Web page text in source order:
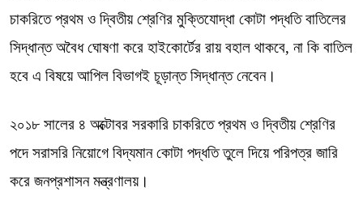
চাকরিতে প্রথম ও দ্বিতীয় শ্রেণির মুক্তিযোদ্ধা কোটা পদ্ধতি বাতিলের
সিদ্ধান্ত অবৈধ ঘোষণা করে হাইকোর্টের রায় বহাল থাকবে, না কি বাতিল
হবে এ বিষয়ে আপিল বিভাগই চূড়ান্ত সিদ্ধান্ত নেবেন।
২০১৮ সালের ৪ অক্টোবর সরকারি চাকরিতে প্রথম ও দ্বিতীয় শ্রেণির
পদে সরাসরি নিয়োগে বিদ্যমান কোটা পদ্ধতি তুলে দিয়ে পরিপত্র জারি
করে জনপ্রশাসন মন্ত্রণালয়।